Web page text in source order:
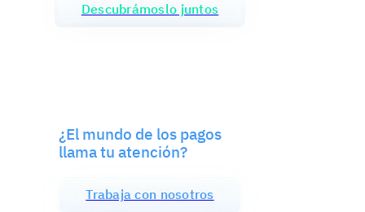
Descubrámoslo juntos
¿El mundo de los pagos
llama tu atención?
Trabaja con nosotros